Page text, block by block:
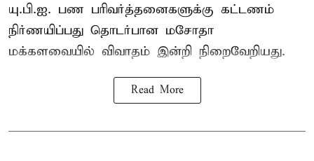
யு.பி.ஐ. பண பரிவர்த்தனைகளுக்கு கட்டணம்
நிர்ணயிப்பது தொடர்பான மசோதா
மக்களவையில் விவாதம் இன்றி நிறைவேறியது.
Read More